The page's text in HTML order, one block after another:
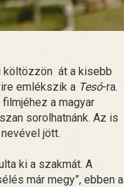
költözzön át a kisebb
emlékszik a Tesó-ra.
a magyar
sorolhatnánk. Az is
jött.
ki a szakmát. A
már megy”, ebben a